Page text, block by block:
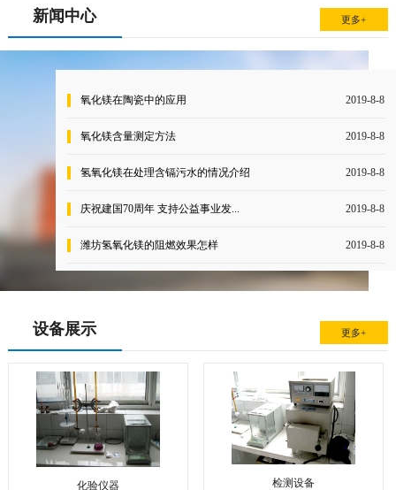
新闻中心 更多+
氧化镁在陶瓷中的应用 2019-8-8
氧化镁含量测定方法 2019-8-8
氢氧化镁在处理含镉污水的情况介绍 2019-8-8
庆祝建国70周年 支持公益事业发... 2019-8-8
潍坊氢氧化镁的阻燃效果怎样 2019-8-8
设备展示 更多+
化验仪器 检测设备